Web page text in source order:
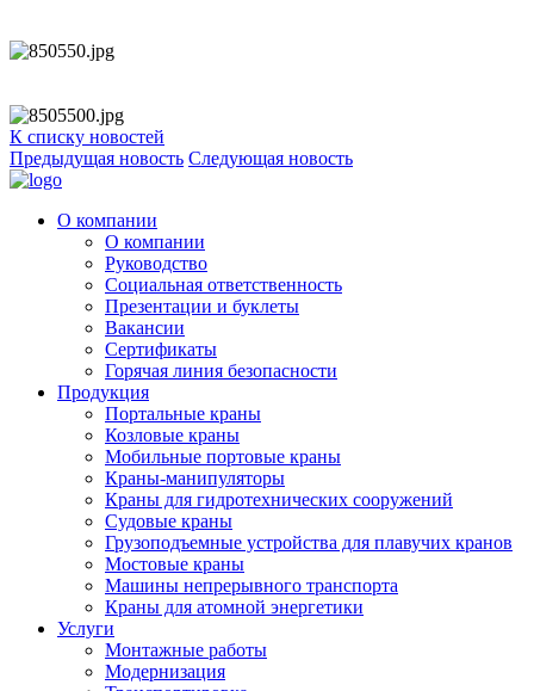
К списку новостей
Предыдущая новость Следующая новость
О компании
О компании
Руководство
Социальная ответственность
Презентации и буклеты
Вакансии
Сертификаты
Горячая линия безопасности
Продукция
Портальные краны
Козловые краны
Мобильные портовые краны
Краны-манипуляторы
Краны для гидротехнических сооружений
Судовые краны
Грузоподъемные устройства для плавучих кранов
Мостовые краны
Машины непрерывного транспорта
Краны для атомной энергетики
Услуги
Монтажные работы
Модернизация